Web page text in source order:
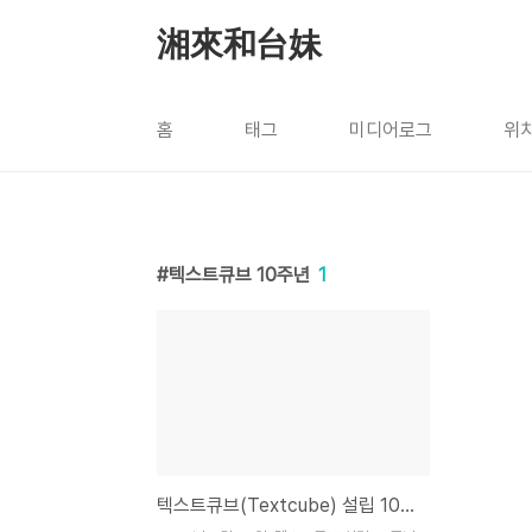
湘來和台妹
홈 태그 미디어로그 위
텍스트큐브 10주년 1
텍스트큐브(Textcube) 설립 10주년 축하드립니다!